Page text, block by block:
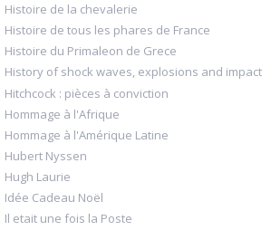
Histoire de la chevalerie
Histoire de tous les phares de France
Histoire du Primaleon de Grece
History of shock waves, explosions and impact
Hitchcock : pièces à conviction
Hommage à l'Afrique
Hommage à l'Amérique Latine
Hubert Nyssen
Hugh Laurie
Idée Cadeau Noël
Il etait une fois la Poste